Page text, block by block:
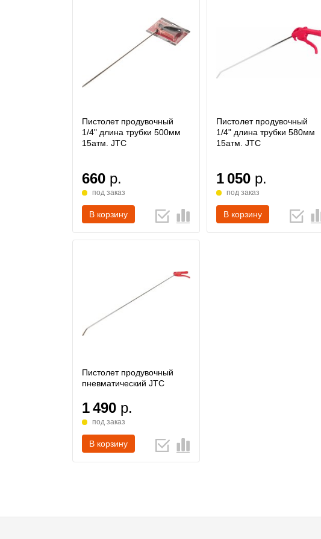
Пистолет продувочный
1/4" длина трубки 500мм
15атм. JTC
660 р.
под заказ
В корзину
Пистолет продувочный
1/4" длина трубки 580мм
15атм. JTC
1 050 р.
под заказ
В корзину
Пистолет продувочный
пневматический JTC
1 490 р.
под заказ
В корзину